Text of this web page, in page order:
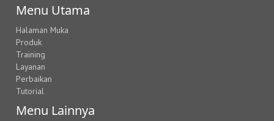
Menu Utama
Halaman Muka
Produk
Training
Layanan
Perbaikan
Tutorial
Menu Lainnya